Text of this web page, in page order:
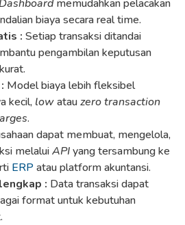
Dashboardmemudahkan pelacakan
biaya secara real time.
: Setiap transaksi ditandai
pengambilan keputusan
Model biaya lebih fleksibel
kecil, lowatauzero transaction
.
dapat membuat, mengelola,
melaluiAPIyang tersambung ke
ERP atau platform akuntansi.
: Data transaksi dapat
format untuk kebutuhan